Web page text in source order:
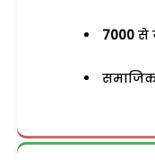
7000 से